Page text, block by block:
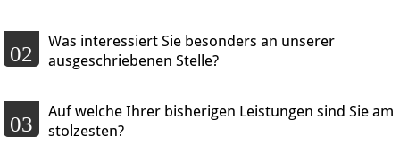
02
Was interessiert Sie besonders an unserer
ausgeschriebenen Stelle?
03
Auf welche Ihrer bisherigen Leistungen sind Sie am
stolzesten?